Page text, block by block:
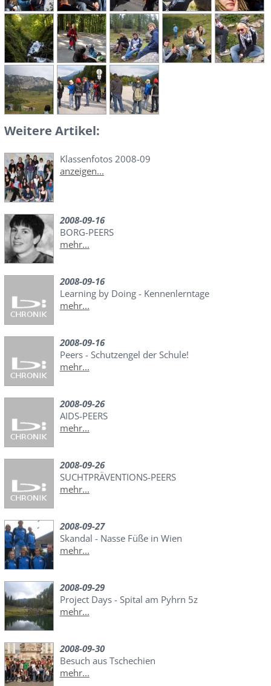
Weitere Artikel:
Klassenfotos 2008-09
anzeigen...
2008-09-16
BORG-PEERS
mehr...
2008-09-16
Learning by Doing - Kennenlerntage
mehr...
2008-09-16
Peers - Schutzengel der Schule!
mehr...
2008-09-26
AIDS-PEERS
mehr...
2008-09-26
SUCHTPRÄVENTIONS-PEERS
mehr...
2008-09-27
Skandal - Nasse Füße in Wien
mehr...
2008-09-29
Project Days - Spital am Pyhrn 5z
mehr...
2008-09-30
Besuch aus Tschechien
mehr...